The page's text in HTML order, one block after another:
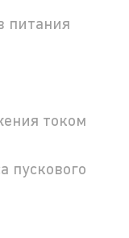
питания
током
пускового